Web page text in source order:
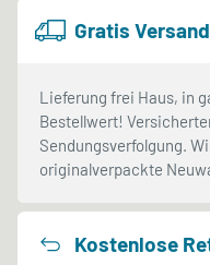
Gratis Versand
Lieferung frei Haus, in
Bestellwert!
Sendungsverfolgung.
originalverpackte
Kostenlose